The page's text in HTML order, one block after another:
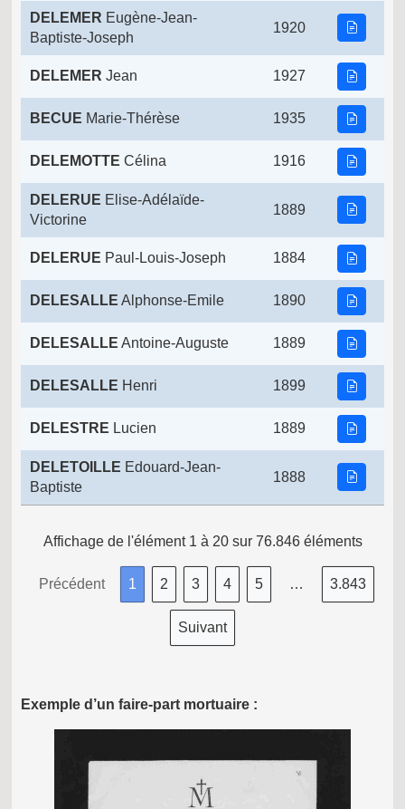
DELEMER Eugène-Jean-
Baptiste-Joseph
1920
DELEMER Jean 1927
BECUE Marie-Thérèse 1935
DELEMOTTE Célina 1916
DELERUE Elise-Adélaïde-
Victorine
1889
DELERUE Paul-Louis-Joseph 1884
DELESALLE Alphonse-Emile 1890
DELESALLE Antoine-Auguste 1889
DELESALLE Henri 1899
DELESTRE Lucien 1889
DELETOILLE Edouard-Jean-
Baptiste
1888
Affichage de l'élément 1 à 20 sur 76.846 éléments
Précédent 1 2 3 4 5 … 3.843
Suivant
Exemple d’un faire-part mortuaire :